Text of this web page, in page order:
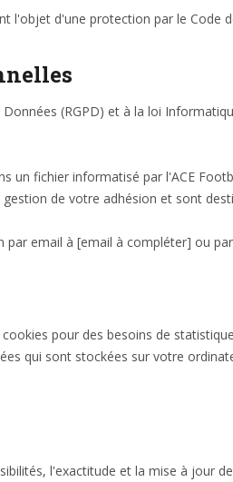
l'objet d'une protection par le Code
(RGPD) et à la loi
un fichier informatisé par l'ACE
de votre adhésion et sont
email à [email à compléter] ou
pour des besoins de
qui sont stockées sur votre
l'exactitude et la mise à